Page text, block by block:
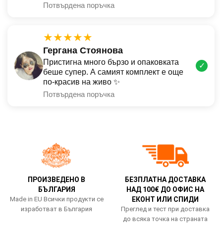
Потвърдена поръчка
★★★★★
Гергана Стоянова
Пристигна много бързо и опаковката
беше супер. А самият комплект е още
по-красив на живо ✨
Потвърдена поръчка
✓
ПРОИЗВЕДЕНО В
БЪЛГАРИЯ
Made in EU Всички продукти се
изработват в България
БЕЗПЛАТНА ДОСТАВКА
НАД 100€ ДО ОФИС НА
ЕКОНТ ИЛИ СПИДИ
Преглед и тест при доставка
до всяка точка на страната